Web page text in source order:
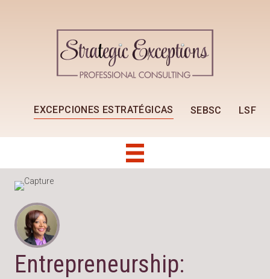
EXCEPCIONES ESTRATÉGICAS SEBSC LSF
Entrepreneurship: